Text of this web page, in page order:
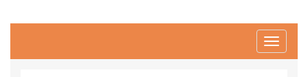
Toggle